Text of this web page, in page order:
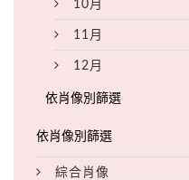
10月
11月
12月
綜合肖像